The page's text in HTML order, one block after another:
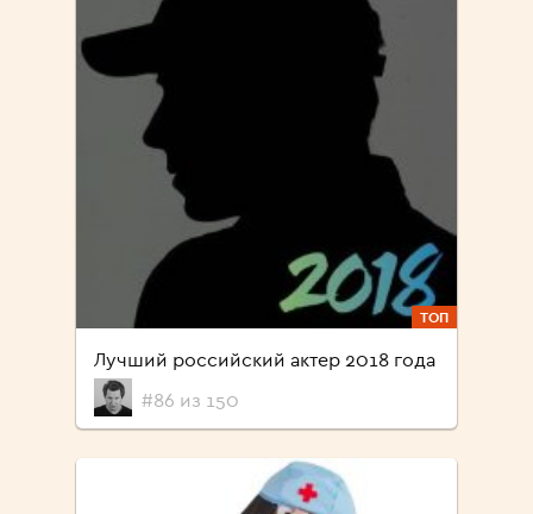
ТОП
Лучший российский актер 2018 года
#86 из 150